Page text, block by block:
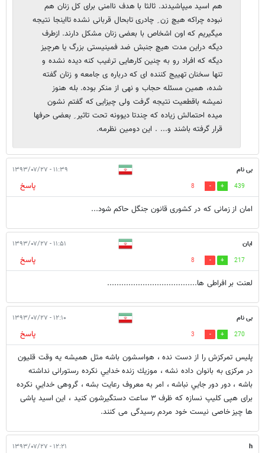
هم اسید میپاشیدند. ثالثا با هدف ناامنی برای کل زنان هم
نبوده چراکه هیچ زن ِ چادری تابحال قربانی نشده تااینجا نتیجه
میگیریم که اون اشخاص با بعضی زنان مشکل دارند. ازطرف
دیگه دراین مدت هیچ جنبش ضد فمینیستی بزرگ یا هرچیز
دیگه که افراد رو به چنین کارهایی ترغیب کنه دیده نشده و
تنها سخنان تهییج کننده ای که درباره ی جامعه و زنان گفته
شده، همین مسئله حجاب و نهی از منکر بوده. بله هنوز
نمیشه باقطعیت نتیجه گرفت ولی چیزایی که گفتم نشون
میده احتمالش زیاده که چندتا دیوونه تحت تاثیر ِ بعضی حرفها
قرار گرفته باشند و... . این دومین نظرمه.
بی نام ۱۱:۳۹ - ۱۳۹۳/۰۷/۲۷
439
8
پاسخ
امان از زمانی که در کشوری قانون جنگل حاکم شود...
ابان ۱۱:۵۱ - ۱۳۹۳/۰۷/۲۷
217
8
پاسخ
لعنت بر افراطی ها......................................
بی نام ۱۲:۱۰ - ۱۳۹۳/۰۷/۲۷
270
3
پاسخ
پليس تمركزش را از دست نده ، هواسشون باشه مثل هميشه يه وقت قليون
در مركزى به بانوان داده نشه ، موزيك زنده خدايي نكرده رستورانى نداشته
باشه ، دور دور جايي نباشه ، امر به معروف رعايت بشه ، گروهى خدايي نكرده
براى هپى كليپ نسازه كه ظرف ٣ ساعت دستگيرشون كنيد ، اين اسيد پاشى
ها چيز خاصى نيست خود مردم رسيدگى مى كنند.
h ۱۲:۲۱ - ۱۳۹۳/۰۷/۲۷